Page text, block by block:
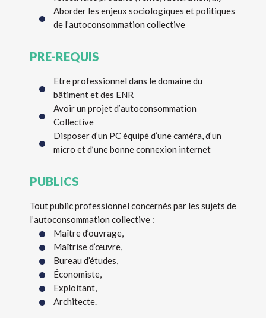
Aborder les enjeux sociologiques et politiques
de l’autoconsommation collective
PRE-REQUIS
Etre professionnel dans le domaine du
bâtiment et des ENR
Avoir un projet d’autoconsommation
Collective
Disposer d’un PC équipé d’une caméra, d’un
micro et d’une bonne connexion internet
PUBLICS
Tout public professionnel concernés par les sujets de
l’autoconsommation collective :
Maître d’ouvrage,
Maîtrise d’œuvre,
Bureau d’études,
Économiste,
Exploitant,
Architecte.